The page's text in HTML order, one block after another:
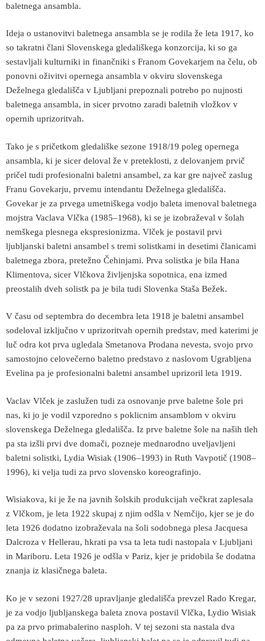
baletnega ansambla.
Ideja o ustanovitvi baletnega ansambla se je rodila že leta 1917, ko
so takratni člani Slovenskega gledališkega konzorcija, ki so ga
sestavljali kulturniki in finančniki s Franom Govekarjem na čelu, ob
ponovni oživitvi opernega ansambla v okviru slovenskega
Deželnega gledališča v Ljubljani prepoznali potrebo po nujnosti
baletnega ansambla, in sicer prvotno zaradi baletnih vložkov v
opernih uprizoritvah.
Tako je s pričetkom gledališke sezone 1918/19 poleg opernega
ansambla, ki je sicer deloval že v preteklosti, z delovanjem prvič
pričel tudi profesionalni baletni ansambel, za kar gre največ zaslug
Franu Govekarju, prvemu intendantu Deželnega gledališča.
Govekar je za prvega umetniškega vodjo baleta imenoval baletnega
mojstra Vaclava Vlčka (1985–1968), ki se je izobraževal v šolah
nemškega plesnega ekspresionizma. Vlček je postavil prvi
ljubljanski baletni ansambel s tremi solistkami in desetimi članicami
baletnega zbora, pretežno Čehinjami. Prva solistka je bila Hana
Klimentova, sicer Vlčkova življenjska sopotnica, ena izmed
preostalih dveh solistk pa je bila tudi Slovenka Staša Bežek.
V času od septembra do decembra leta 1918 je baletni ansambel
sodeloval izključno v uprizoritvah opernih predstav, med katerimi je
luč odra kot prva ugledala Smetanova Prodana nevesta, svojo prvo
samostojno celovečerno baletno predstavo z naslovom Ugrabljena
Evelina pa je profesionalni baletni ansambel uprizoril leta 1919.
Vaclav Vlček je zaslužen tudi za osnovanje prve baletne šole pri
nas, ki jo je vodil vzporedno s poklicnim ansamblom v okviru
slovenskega Deželnega gledališča. Iz prve baletne šole na naših tleh
pa sta izšli prvi dve domači, pozneje mednarodno uveljavljeni
baletni solistki, Lydia Wisiak (1906–1993) in Ruth Vavpotič (1908–
1996), ki velja tudi za prvo slovensko koreografinjo.
Wisiakova, ki je že na javnih šolskih produkcijah večkrat zaplesala
z Vlčkom, je leta 1922 skupaj z njim odšla v Nemčijo, kjer se je do
leta 1926 dodatno izobraževala na šoli sodobnega plesa Jacquesa
Dalcroza v Hellerau, hkrati pa vsa ta leta tudi nastopala v Ljubljani
in Mariboru. Leta 1926 je odšla v Pariz, kjer je pridobila še dodatna
znanja iz klasičnega baleta.
Ko je v sezoni 1927/28 upravljanje gledališča prevzel Rado Kregar,
je za vodjo ljubljanskega baleta znova postavil Vlčka, Lydio Wisiak
pa za prvo primabalerino nasploh. V tej sezoni sta nastala dva